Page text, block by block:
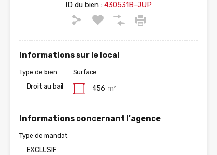
ID du bien : 430531B-JUP
Informations sur le local
Type de bien
Droit au bail
Surface
456 m²
Informations concernant l'agence
Type de mandat
EXCLUSIF